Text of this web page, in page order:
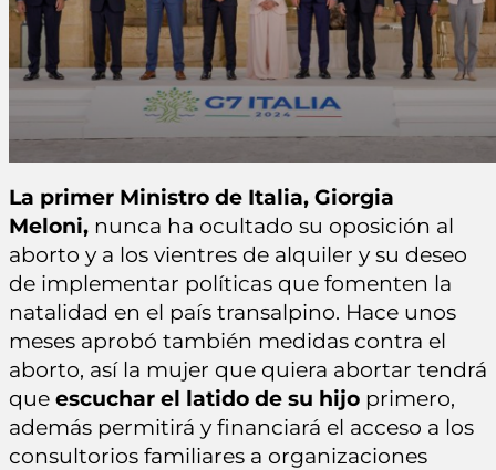
La primer Ministro de Italia, Giorgia
Meloni, nunca ha ocultado su oposición al
aborto y a los vientres de alquiler y su deseo
de implementar políticas que fomenten la
natalidad en el país transalpino. Hace unos
meses aprobó también medidas contra el
aborto, así la mujer que quiera abortar tendrá
que escuchar el latido de su hijo primero,
además permitirá y financiará el acceso a los
consultorios familiares a organizaciones